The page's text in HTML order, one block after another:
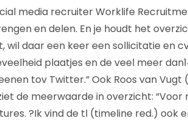
media recruiter Worklife
en delen. En je houdt het
wil daar een keer een sollicitatie en
plaatjes en de veel meer
tov Twitter.” Ook Roos van Vugt
de meerwaarde in overzicht: “Voor
?Ik vind de tl (timeline red.) ook